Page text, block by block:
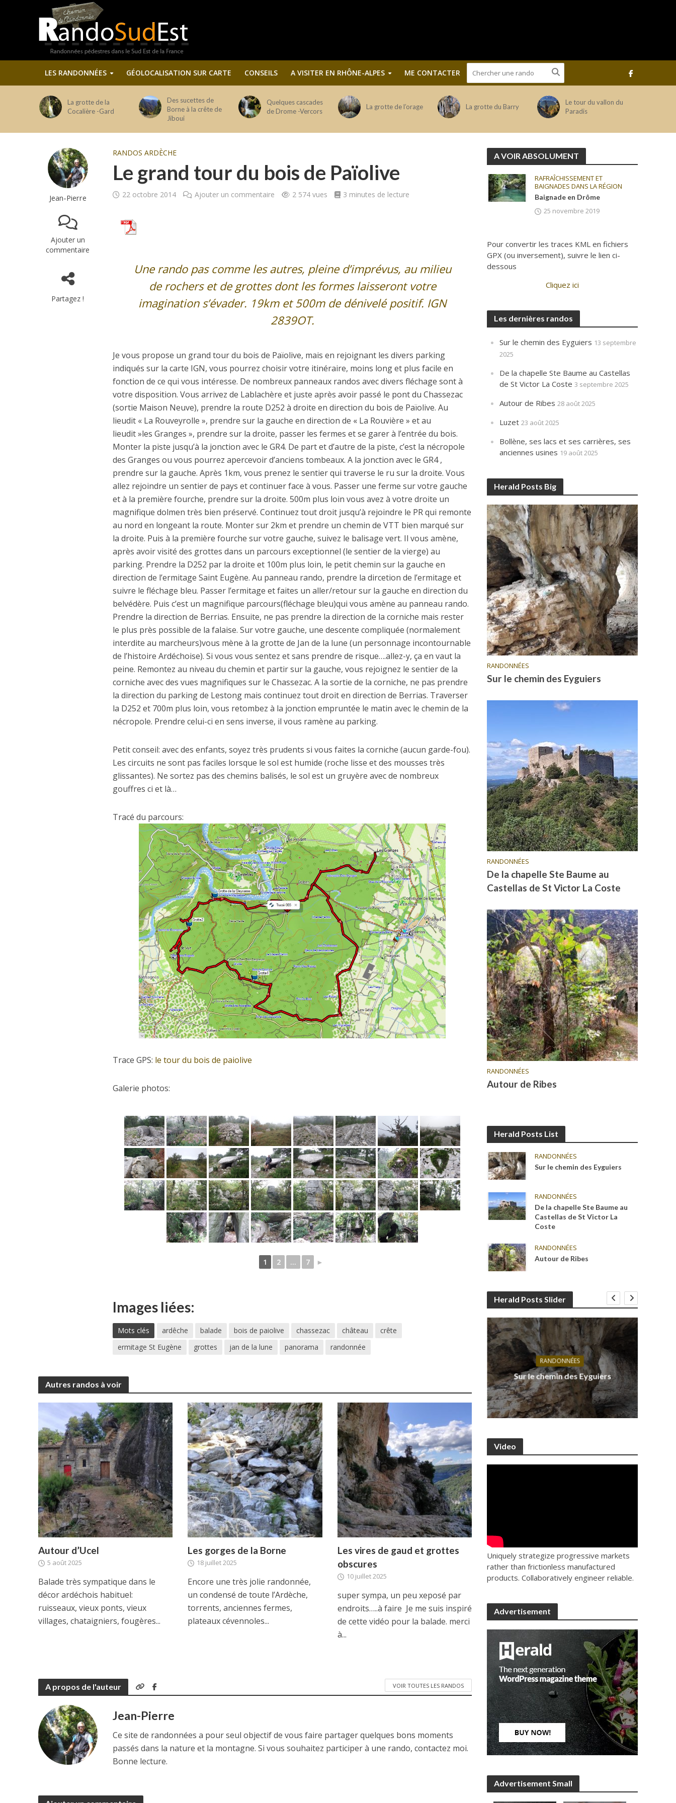
LES RANDONNÉES GÉOLOCALISATION SUR CARTE CONSEILS A VISITER EN RHÔNE-ALPES ME CONTACTER
La grotte de la
Cocalière -Gard
Des sucettes de
Borne à la crête de
Jiboui
Quelques cascades
de Drome -Vercors
La grotte de l’orage La grotte du Barry
Le tour du vallon du
Paradis
Jean-Pierre
Ajouter un
commentaire
Partagez !
RANDOS ARDÈCHE
Le grand tour du bois de Païolive
22 octobre 2014 Ajouter un commentaire 2 574 vues 3 minutes de lecture
Une rando pas comme les autres, pleine d’imprévus, au milieu
de rochers et de grottes dont les formes laisseront votre
imagination s’évader. 19km et 500m de dénivelé positif. IGN
2839OT.
Je vous propose un grand tour du bois de Païolive, mais en rejoignant les divers parking
indiqués sur la carte IGN, vous pourrez choisir votre itinéraire, moins long et plus facile en
fonction de ce qui vous intéresse. De nombreux panneaux randos avec divers fléchage sont à
votre disposition. Vous arrivez de Lablachère et juste après avoir passé le pont du Chassezac
(sortie Maison Neuve), prendre la route D252 à droite en direction du bois de Païolive. Au
lieudit « La Rouveyrolle », prendre sur la gauche en direction de « La Rouvière » et au
lieudit »les Granges », prendre sur la droite, passer les fermes et se garer à l’entrée du bois.
Monter la piste jusqu’à la jonction avec le GR4. De part et d’autre de la piste, c’est la nécropole
des Granges ou vous pourrez apercevoir d’anciens tombeaux. A la jonction avec le GR4 ,
prendre sur la gauche. Après 1km, vous prenez le sentier qui traverse le ru sur la droite. Vous
allez rejoindre un sentier de pays et continuer face à vous. Passer une ferme sur votre gauche
et à la première fourche, prendre sur la droite. 500m plus loin vous avez à votre droite un
magnifique dolmen très bien préservé. Continuez tout droit jusqu’à rejoindre le PR qui remonte
au nord en longeant la route. Monter sur 2km et prendre un chemin de VTT bien marqué sur
la droite. Puis à la première fourche sur votre gauche, suivez le balisage vert. Il vous amène,
après avoir visité des grottes dans un parcours exceptionnel (le sentier de la vierge) au
parking. Prendre la D252 par la droite et 100m plus loin, le petit chemin sur la gauche en
direction de l’ermitage Saint Eugène. Au panneau rando, prendre la dircetion de l’ermitage et
suivre le fléchage bleu. Passer l’ermitage et faites un aller/retour sur la gauche en direction du
belvédère. Puis c’est un magnifique parcours(fléchage bleu)qui vous amène au panneau rando.
Prendre la direction de Berrias. Ensuite, ne pas prendre la direction de la corniche mais rester
le plus près possible de la falaise. Sur votre gauche, une descente compliquée (normalement
interdite au marcheurs)vous mène à la grotte de Jan de la lune (un personnage incontournable
de l’histoire Ardéchoise). Si vous vous sentez et sans prendre de risque….allez-y, ça en vaut la
peine. Remontez au niveau du chemin et partir sur la gauche, vous rejoignez le sentier de la
corniche avec des vues magnifiques sur le Chassezac. A la sortie de la corniche, ne pas prendre
la direction du parking de Lestong mais continuez tout droit en direction de Berrias. Traverser
la D252 et 700m plus loin, vous retombez à la jonction empruntée le matin avec le chemin de la
nécropole. Prendre celui-ci en sens inverse, il vous ramène au parking.
Petit conseil: avec des enfants, soyez très prudents si vous faites la corniche (aucun garde-fou).
Les circuits ne sont pas faciles lorsque le sol est humide (roche lisse et des mousses très
glissantes). Ne sortez pas des chemins balisés, le sol est un gruyère avec de nombreux
gouffres ci et là…
Tracé du parcours:
Trace GPS: le tour du bois de paiolive
Galerie photos:
1 2 ... 7 ►
Images liées:
Mots clés ardêche balade bois de paiolive chassezac château
crête
ermitage St Eugène
grottes jan de la lune panorama randonnée
Autres randos à voir
Autour d’Ucel
5 août 2025
Balade très sympatique dans le
décor ardéchois habituel:
ruisseaux, vieux ponts, vieux
villages, chataigniers, fougères...
Les gorges de la Borne
18 juillet 2025
Encore une très jolie randonnée,
un condensé de toute l’Ardèche,
torrents, anciennes fermes,
plateaux cévennoles...
Les vires de gaud et grottes
obscures
10 juillet 2025
super sympa, un peu xeposé par
endroits…..à faire Je me suis inspiré
de cette vidéo pour la balade. merci
à...
A propos de l'auteur VOIR TOUTES LES RANDOS
Jean-Pierre
Ce site de randonnées a pour seul objectif de vous faire partager quelques bons moments
passés dans la nature et la montagne. Si vous souhaitez participer à une rando, contactez moi.
Bonne lecture.
A VOIR ABSOLUMENT
RAFRAÎCHISSEMENT ET
BAIGNADES DANS LA RÉGION
Baignade en Drôme
25 novembre 2019
Pour convertir les traces KML en fichiers
GPX (ou inversement), suivre le lien ci-
dessous
Cliquez ici
Les dernières randos
Sur le chemin des Eyguiers 13 septembre
2025
De la chapelle Ste Baume au Castellas
de St Victor La Coste 3 septembre 2025
Autour de Ribes 28 août 2025
Luzet 23 août 2025
Bollène, ses lacs et ses carrières, ses
anciennes usines 19 août 2025
Herald Posts Big
RANDONNÉES
Sur le chemin des Eyguiers
RANDONNÉES
De la chapelle Ste Baume au
Castellas de St Victor La Coste
RANDONNÉES
Autour de Ribes
Herald Posts List
RANDONNÉES
Sur le chemin des Eyguiers
RANDONNÉES
De la chapelle Ste Baume au
Castellas de St Victor La
Coste
RANDONNÉES
Autour de Ribes
Herald Posts Slider
RANDONNÉES
Sur le chemin des Eyguiers
Video
Uniquely strategize progressive markets
rather than frictionless manufactured
products. Collaboratively engineer reliable.
Advertisement
Advertisement Small